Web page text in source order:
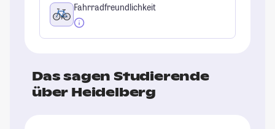
Fahrradfreundlichkeit
Das sagen Studierende
über Heidelberg